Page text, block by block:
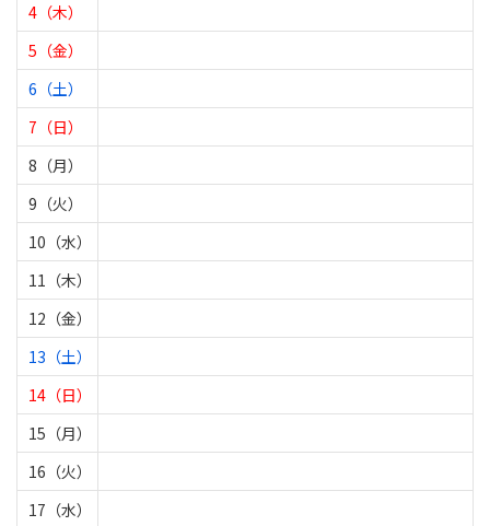
4（木）
5（金）
6（土）
7（日）
8（月）
9（火）
10（水）
11（木）
12（金）
13（土）
14（日）
15（月）
16（火）
17（水）